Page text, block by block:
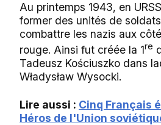
Au printemps 1943, en
former des unités de
combattre les nazis aux
rouge. Ainsi fut créée la 1re
Tadeusz Kościuszko dans
Władysław Wysocki.
Lire aussi : Cinq Français
Héros de l'Union